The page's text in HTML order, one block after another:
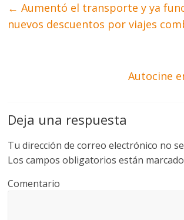
← Aumentó el transporte y ya
nuevos descuentos por viajes
Autocine
Deja una respuesta
Tu dirección de correo electrónico no
Los campos obligatorios están
Comentario